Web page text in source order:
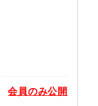
会員のみ公開